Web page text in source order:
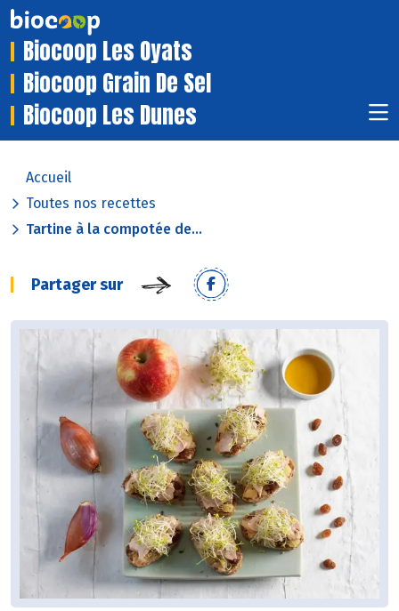
Biocoop Les Oyats
Biocoop Grain De Sel
Biocoop Les Dunes
Accueil
Toutes nos recettes
Tartine à la compotée de...
Partager sur